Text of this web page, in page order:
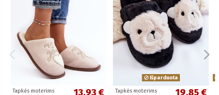
Tapkės moterims 13,93 €
Išparduota
Tapkės moterims 19,85 €